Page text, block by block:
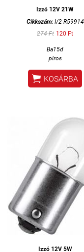
Izzó 12V 21W
Cikkszám:I/2-R59914
274 Ft 120 Ft
Ba15d
piros
 KOSÁRBA
Izzó 12V 5W